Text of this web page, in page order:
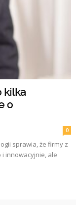
kilka
o
0
sprawia, że firmy z
i innowacyjnie, ale